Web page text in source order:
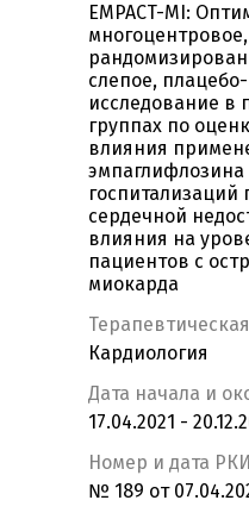
EMPACT-MI:
многоцентровое,
слепое,
исследование в
группах по
влияния
эмпаглифлозина
госпитализаций
сердечной
влияния на
пациентов с
миокарда
Кардиология
Дата начала и
17.04.2021 -
Номер и дата РКИ
№ 189 от